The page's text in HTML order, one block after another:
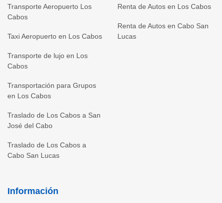
Transporte Aeropuerto Los
Cabos
Taxi Aeropuerto en Los Cabos
Transporte de lujo en Los
Cabos
Transportación para Grupos
en Los Cabos
Traslado de Los Cabos a San
José del Cabo
Traslado de Los Cabos a
Cabo San Lucas
Renta de Autos en Los Cabos
Renta de Autos en Cabo San
Lucas
Información